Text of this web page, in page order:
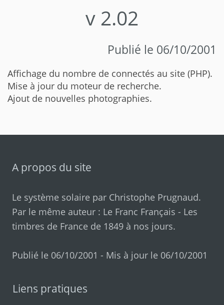
v 2.02
Publié le 06/10/2001
Affichage du nombre de connectés au site (PHP).
Mise à jour du moteur de recherche.
Ajout de nouvelles photographies.
A propos du site
Le système solaire par Christophe Prugnaud.
Par le même auteur : Le Franc Français - Les
timbres de France de 1849 à nos jours.
Publié le 06/10/2001 - Mis à jour le 06/10/2001
Liens pratiques